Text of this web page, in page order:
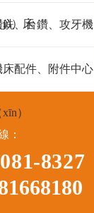
jù）床
銑、台鑽、攻牙機
床配件、附件中心
xīn）
：
8327